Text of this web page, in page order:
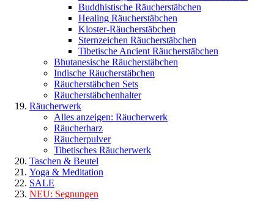
Buddhistische Räucherstäbchen
Healing Räucherstäbchen
Kloster-Räucherstäbchen
Sternzeichen Räucherstäbchen
Tibetische Ancient Räucherstäbchen
Bhutanesische Räucherstäbchen
Indische Räucherstäbchen
Räucherstäbchen Sets
Räucherstäbchenhalter
Räucherwerk
Alles anzeigen: Räucherwerk
Räucherharz
Räucherpulver
Tibetisches Räucherwerk
Taschen & Beutel
Yoga & Meditation
SALE
NEU: Segnungen